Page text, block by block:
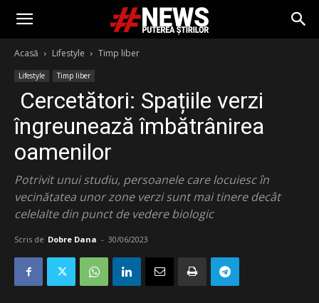
Acasă Lifestyle Timp liber
Lifestyle Timp liber
Cercetători: Spațiile verzi
îngreunează îmbătrânirea
oamenilor
Potrivit unui studiu, persoanele care locuiesc în
vecinătatea unor zone verzi sunt mai tinere decât
celelalte din punct de vedere biologic
Scris de Dobre Dana - 30/06/2023